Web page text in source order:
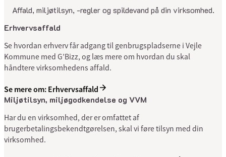
Affald, miljøtilsyn, -regler og spildevand på din virksomhed.
Erhvervsaffald
Se hvordan erhverv får adgang til genbrugspladserne i Vejle
Kommune med G’Bizz, og læs mere om hvordan du skal
håndtere virksomhedens affald.
Se mere om: Erhvervsaffald
Miljøtilsyn, miljøgodkendelse og VVM
Har du en virksomhed, der er omfattet af
brugerbetalingsbekendtgørelsen, skal vi føre tilsyn med din
virksomhed.